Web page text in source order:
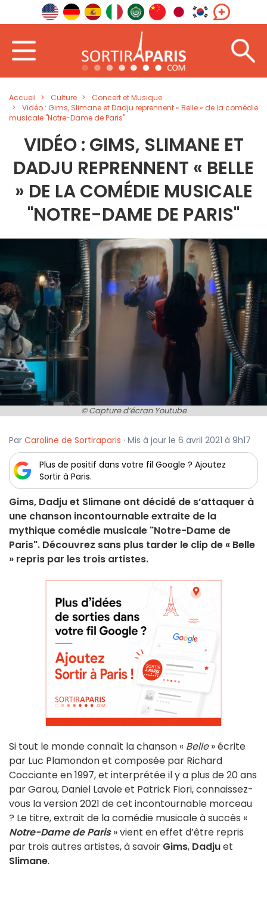
Accueil Culture
Concert et Musique
Vidéo : Gims, Slimane et Dadju reprennent « Belle » de la comédie
musicale "Notre-Dame de Paris"
VIDÉO : GIMS, SLIMANE ET
DADJU REPRENNENT « BELLE
» DE LA COMÉDIE MUSICALE
"NOTRE-DAME DE PARIS"
© Capture d’écran Youtube
Par Caroline de Sortiraparis · Mis à jour le 6 avril 2021 à 9h17
Plus de positif dans votre fil Google ? Ajoutez
Sortir à Paris.
Gims, Dadju et Slimane ont décidé de s’attaquer à
une chanson incontournable extraite de la
mythique comédie musicale "Notre-Dame de
Paris". Découvrez sans plus tarder le clip de « Belle
» repris par les trois artistes.
Si tout le monde connaît la chanson « Belle» écrite
par Luc Plamondon et composée par Richard
Cocciante en 1997, et interprétée il y a plus de 20 ans
par Garou, Daniel Lavoie et Patrick Fiori, connaissez-
vous la version 2021 de cet incontournable morceau
? Le titre, extrait de la comédie musicale à succès «
Notre-Dame de Paris» vient en effet d’être repris
par trois autres artistes, à savoir Gims, Dadjuet
Slimane.